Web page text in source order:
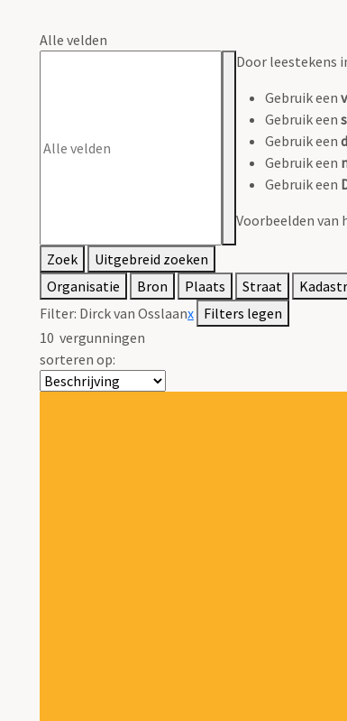
Alle velden
Door leestekens
Gebruik een
Gebruik een
Gebruik een
Gebruik een
Gebruik een
Voorbeelden van
Zoek
Uitgebreid zoeken
Organisatie
Bron Plaats Straat
Filter: Dirck van Osslaanx Filters legen
10 vergunningen
sorteren op: